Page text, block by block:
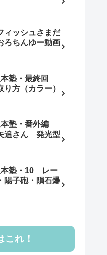
ィッシュさまだ
ろちんゆー動画
塾・最終回
り方（カラー）
塾・番外編
追さん 発光型
本塾・10 レー
陽子砲・隕石爆
これ！